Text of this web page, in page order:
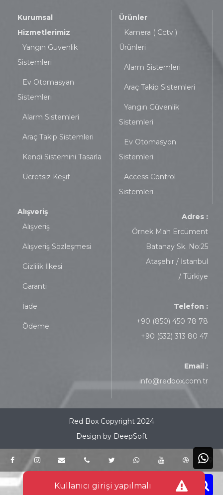
Kullanıcı girişi yapılmalı
Kurumsal
Hizmetlerimiz
Yangın Guvenlik
Sistemleri
Ev Otomasyan
Sistemleri
Alarm Sistemleri
Araç Takip Sistemleri
Kendi Sistemini Tasarla
Ücretsiz Keşif
Ürünler
Kamera ( Cctv )
Ürünleri
Alarm Sistemleri
Araç Takip Sistemleri
Yangın Güvenlik
Sistemleri
Ev Otomasyon
Sistemleri
Access Control
Sistemleri
Alışveriş
Alışveriş
Alışveriş Sözleşmesi
Gizlilik İlkesi
Garanti
İade
Ödeme
Adres :
Örnek Mah Ercüment
Batanay Sk. No:25
Ataşehir / İstanbul
/ Türkiye
Telefon :
+90 (850) 450 78 78
+90 (532) 313 80 47
Email :
info@redbox.com.tr
Red Box Copyright 2024
Design by DeepSoft